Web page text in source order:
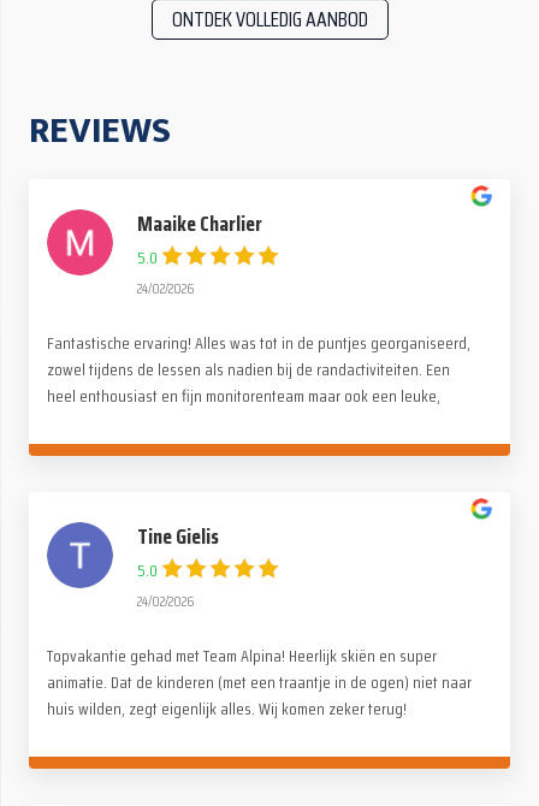
ONTDEK VOLLEDIG AANBOD
REVIEWS
Maaike Charlier
5.0
24/02/2026
Fantastische ervaring! Alles was tot in de puntjes georganiseerd,
zowel tijdens de lessen als nadien bij de randactiviteiten. Een
heel enthousiast en fijn monitorenteam maar ook een leuke,
dankjewel voor deze onvergetelijke reis!
Tine Gielis
5.0
24/02/2026
Topvakantie gehad met Team Alpina! Heerlijk skiën en super
animatie. Dat de kinderen (met een traantje in de ogen) niet naar
huis wilden, zegt eigenlijk alles. Wij komen zeker terug!